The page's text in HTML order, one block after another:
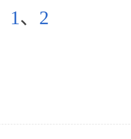
1、 2